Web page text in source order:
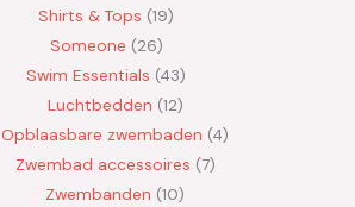
Shirts & Tops 19
Someone 26
Swim Essentials 43
Luchtbedden 12
Opblaasbare zwembaden 4
Zwembad accessoires 7
Zwembanden 10